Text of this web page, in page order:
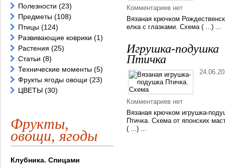
Комментариев нет
Вязаная крючком
елка с глазками. Схема ( ...) ...
Игрушка-подушка
Птичка
Комментариев нет
Вязаная крючком игрушка-
Птичка. Схема от японских
( ...) ...
Полезности (23)
Предметы (108)
Птицы (124)
Развивающие коврики (1)
Растения (25)
Статьи (8)
Технические моменты (5)
Фрукты ягоды овощи (23)
ЦВЕТЫ (30)
Фрукты,
овощи, ягоды
Клубника. Спицами